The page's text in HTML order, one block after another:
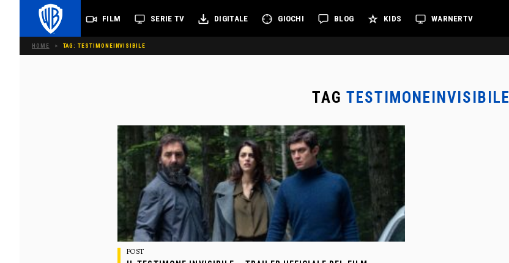
FILM SERIE TV DIGITALE GIOCHI BLOG KIDS WARNERTV
HOME > TAG: TESTIMONEINVISIBILE
TAG TESTIMONEINVISIBILE
POST